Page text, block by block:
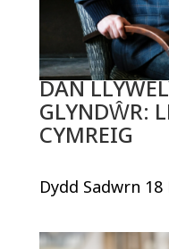
DAN
GLYNDŴR:
CYMREIG
Dydd Sadwrn